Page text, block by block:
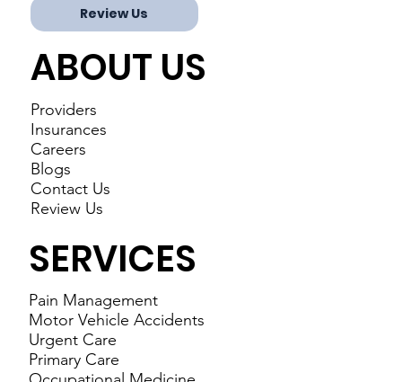
Review Us
ABOUT US
Providers
Insurances
Careers
Blogs
Contact Us
Review Us
SERVICES
Pain Management
Motor Vehicle Accidents
Urgent Care
Primary Care